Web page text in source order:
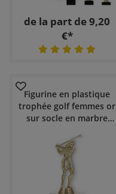
de la part de 9,20
€*
Figurine en plastique
trophée golf femmes or
sur socle en marbre